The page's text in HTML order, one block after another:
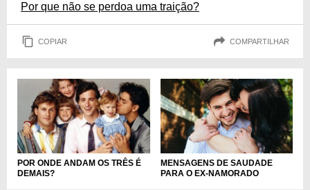
Por que não se perdoa uma traição?
COPIAR COMPARTILHAR
POR ONDE ANDAM OS TRÊS É
DEMAIS?
MENSAGENS DE SAUDADE
PARA O EX-NAMORADO